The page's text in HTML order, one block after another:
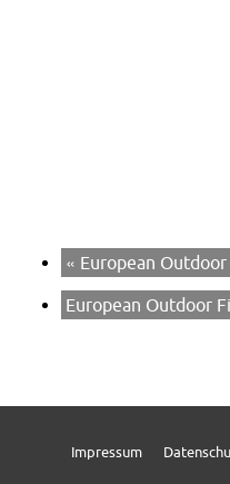
« European
European Outdoor
Impressum